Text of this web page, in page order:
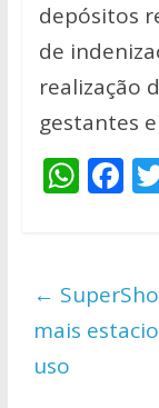
depósitos
de
realização
gestantes
W
s
A
p
F
b
o
o
←
mais
uso